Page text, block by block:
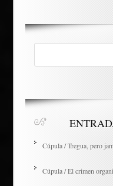
Cúpula / Tregua, pero
Cúpula / El crimen